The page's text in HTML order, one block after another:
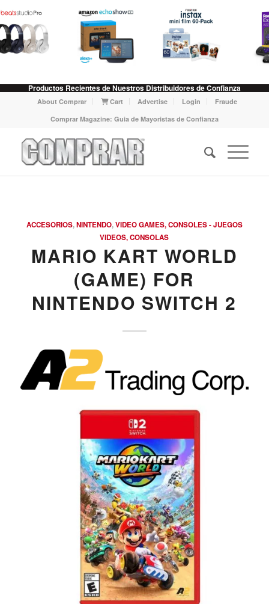
Productos Recientes de Nuestros Distribuidores de Confianza
About Comprar Cart Advertise Login
Fraude
Comprar Magazine: Guia de Mayoristas de Confianza
ACCESORIOS,NINTENDO,VIDEO GAMES, CONSOLES - JUEGOS
VIDEOS, CONSOLAS
MARIO KART WORLD
(GAME) FOR
NINTENDO SWITCH 2